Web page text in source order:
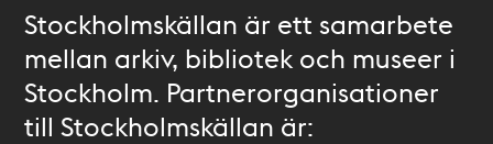
Stockholmskällan är ett samarbete
mellan arkiv, bibliotek och museer i
Stockholm. Partnerorganisationer
till Stockholmskällan är: